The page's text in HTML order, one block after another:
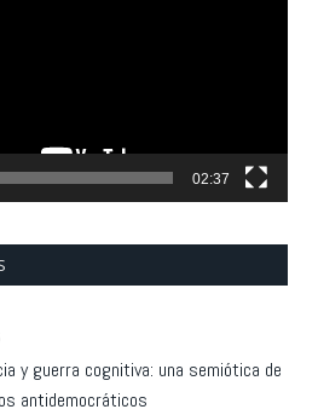
02:37
y guerra cognitiva: una semiótica de
antidemocráticos